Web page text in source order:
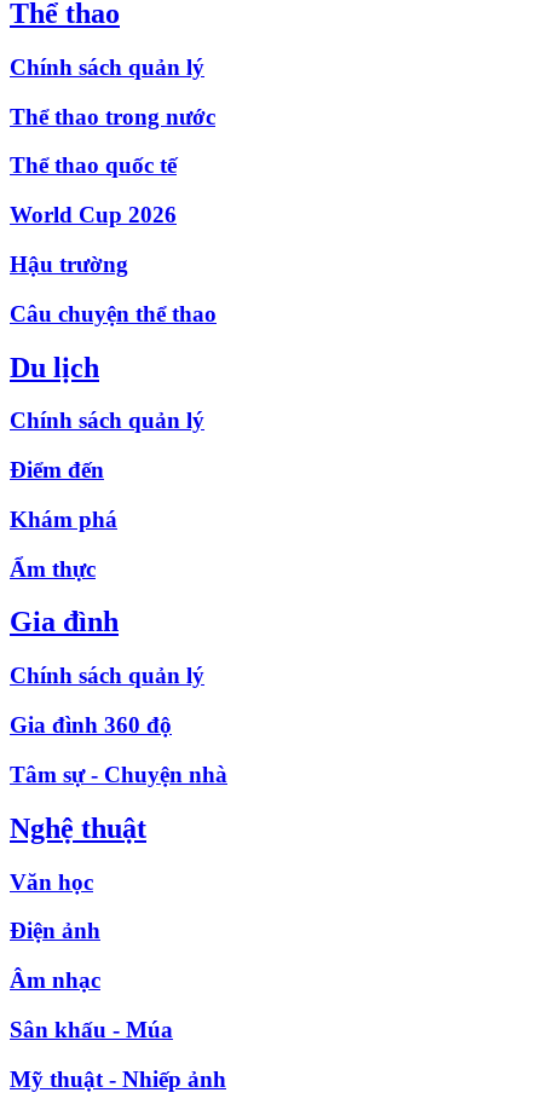
Thể thao
Chính sách quản lý
Thể thao trong nước
Thể thao quốc tế
World Cup 2026
Hậu trường
Câu chuyện thể thao
Du lịch
Chính sách quản lý
Điểm đến
Khám phá
Ẩm thực
Gia đình
Chính sách quản lý
Gia đình 360 độ
Tâm sự - Chuyện nhà
Nghệ thuật
Văn học
Điện ảnh
Âm nhạc
Sân khấu - Múa
Mỹ thuật - Nhiếp ảnh